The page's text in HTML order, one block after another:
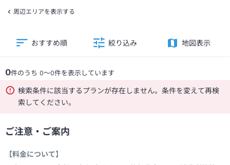
周辺エリアを表示する
0件のうち 0～0件を表示しています
おすすめ順 絞り込み 地図表示
検索条件に該当するプランが存在しません。条件を変えて再検
索してください。
ご注意・ご案内
【料金について】